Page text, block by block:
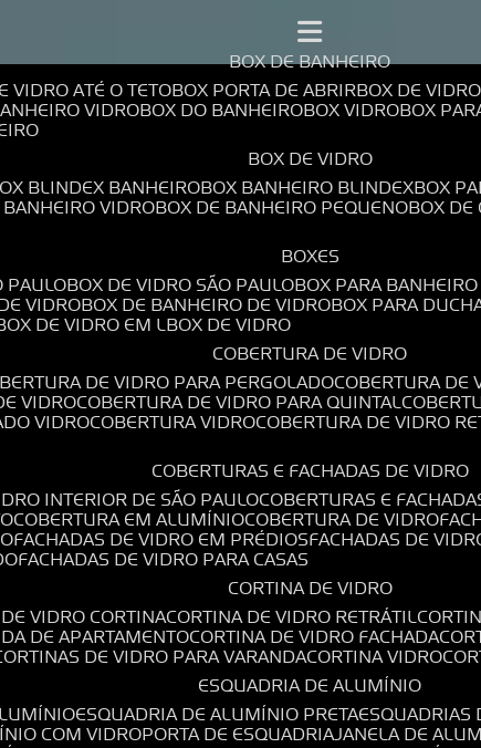
BOX DE BANHEIRO
VIDRO ATÉ O TETO BOX PORTA DE ABRIR BOX DE
VIDRO BOX DO BANHEIRO BOX VIDRO BOX
BOX DE VIDRO
BOX BLINDEX BANHEIRO BOX BANHEIRO BLINDEX BOX
BANHEIRO VIDRO BOX DE BANHEIRO PEQUENO BOX
BOXES
PAULO BOX DE VIDRO SÃO PAULO BOX PARA
VIDRO BOX DE BANHEIRO DE VIDRO BOX PARA
BOX DE VIDRO EM L BOX DE VIDRO
COBERTURA DE VIDRO
DE VIDRO PARA PERGOLADO COBERTURA
VIDRO COBERTURA DE VIDRO PARA QUINTAL
VIDRO COBERTURA VIDRO COBERTURA DE VIDRO
COBERTURAS E FACHADAS DE VIDRO
INTERIOR DE SÃO PAULO COBERTURAS E
COBERTURA EM ALUMÍNIO COBERTURA DE VIDRO
FACHADAS DE VIDRO EM PRÉDIOS FACHADAS DE
FACHADAS DE VIDRO PARA CASAS
CORTINA DE VIDRO
DE VIDRO CORTINA CORTINA DE VIDRO RETRÁTIL
DE APARTAMENTO CORTINA DE VIDRO FACHADA
CORTINAS DE VIDRO PARA VARANDA CORTINA VIDRO
ESQUADRIA DE ALUMÍNIO
ESQUADRIA DE ALUMÍNIO PRETA
COM VIDRO PORTA DE ESQUADRIA JANELA DE